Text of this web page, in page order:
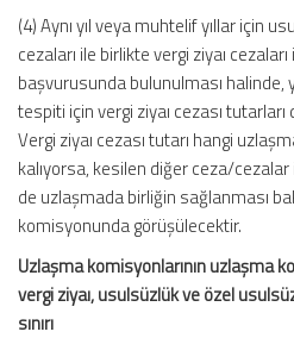
(4) Aynı yıl veya muhtelif yıllar için
cezaları ile birlikte vergi ziyaı
başvurusunda bulunulması
tespiti için vergi ziyaı cezası tutarları
Vergi ziyaı cezası tutarı hangi
kalıyorsa, kesilen diğer ceza/
de uzlaşmada birliğin sağlanması
komisyonunda görüşülecektir.
Uzlaşma komisyonlarının uzlaşma
vergi ziyaı, usulsüzlük ve özel
sınırı